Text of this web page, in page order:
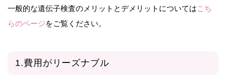
一般的な遺伝子検査のメリットとデメリットについてはこち
らのページをご覧ください。
1.費用がリーズナブル